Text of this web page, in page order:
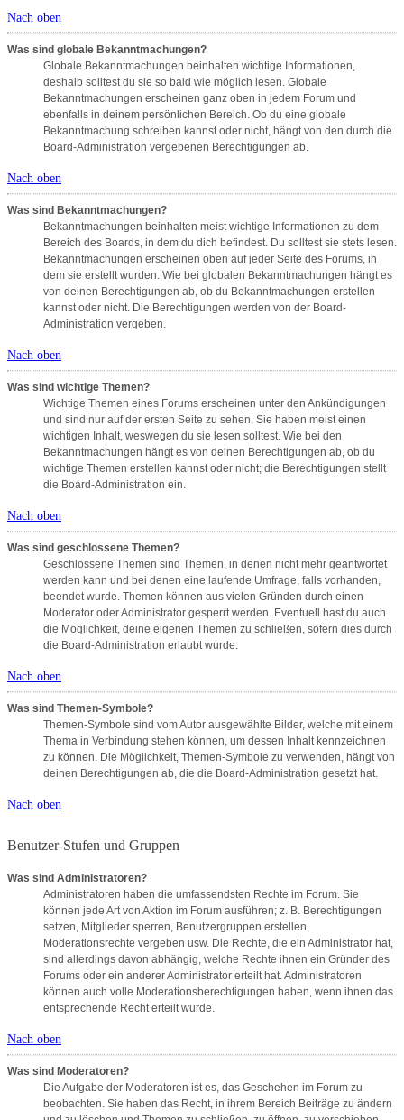
Nach oben
Was sind globale Bekanntmachungen?
Globale Bekanntmachungen beinhalten wichtige Informationen,
deshalb solltest du sie so bald wie möglich lesen. Globale
Bekanntmachungen erscheinen ganz oben in jedem Forum und
ebenfalls in deinem persönlichen Bereich. Ob du eine globale
Bekanntmachung schreiben kannst oder nicht, hängt von den durch die
Board-Administration vergebenen Berechtigungen ab.
Nach oben
Was sind Bekanntmachungen?
Bekanntmachungen beinhalten meist wichtige Informationen zu dem
Bereich des Boards, in dem du dich befindest. Du solltest sie stets lesen.
Bekanntmachungen erscheinen oben auf jeder Seite des Forums, in
dem sie erstellt wurden. Wie bei globalen Bekanntmachungen hängt es
von deinen Berechtigungen ab, ob du Bekanntmachungen erstellen
kannst oder nicht. Die Berechtigungen werden von der Board-
Administration vergeben.
Nach oben
Was sind wichtige Themen?
Wichtige Themen eines Forums erscheinen unter den Ankündigungen
und sind nur auf der ersten Seite zu sehen. Sie haben meist einen
wichtigen Inhalt, weswegen du sie lesen solltest. Wie bei den
Bekanntmachungen hängt es von deinen Berechtigungen ab, ob du
wichtige Themen erstellen kannst oder nicht; die Berechtigungen stellt
die Board-Administration ein.
Nach oben
Was sind geschlossene Themen?
Geschlossene Themen sind Themen, in denen nicht mehr geantwortet
werden kann und bei denen eine laufende Umfrage, falls vorhanden,
beendet wurde. Themen können aus vielen Gründen durch einen
Moderator oder Administrator gesperrt werden. Eventuell hast du auch
die Möglichkeit, deine eigenen Themen zu schließen, sofern dies durch
die Board-Administration erlaubt wurde.
Nach oben
Was sind Themen-Symbole?
Themen-Symbole sind vom Autor ausgewählte Bilder, welche mit einem
Thema in Verbindung stehen können, um dessen Inhalt kennzeichnen
zu können. Die Möglichkeit, Themen-Symbole zu verwenden, hängt von
deinen Berechtigungen ab, die die Board-Administration gesetzt hat.
Nach oben
Benutzer-Stufen und Gruppen
Was sind Administratoren?
Administratoren haben die umfassendsten Rechte im Forum. Sie
können jede Art von Aktion im Forum ausführen; z. B. Berechtigungen
setzen, Mitglieder sperren, Benutzergruppen erstellen,
Moderationsrechte vergeben usw. Die Rechte, die ein Administrator hat,
sind allerdings davon abhängig, welche Rechte ihnen ein Gründer des
Forums oder ein anderer Administrator erteilt hat. Administratoren
können auch volle Moderationsberechtigungen haben, wenn ihnen das
entsprechende Recht erteilt wurde.
Nach oben
Was sind Moderatoren?
Die Aufgabe der Moderatoren ist es, das Geschehen im Forum zu
beobachten. Sie haben das Recht, in ihrem Bereich Beiträge zu ändern